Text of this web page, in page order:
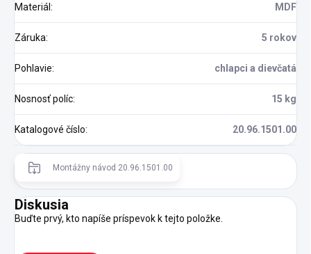
Materiál: MDF
Záruka: 5 rokov
Pohlavie: chlapci a dievčatá
Nosnosť políc: 15 kg
Katalogové číslo: 20.96.1501.00
Montážny návod 20.96.1501.00
Diskusia
Buďte prvý, kto napíše príspevok k tejto položke.